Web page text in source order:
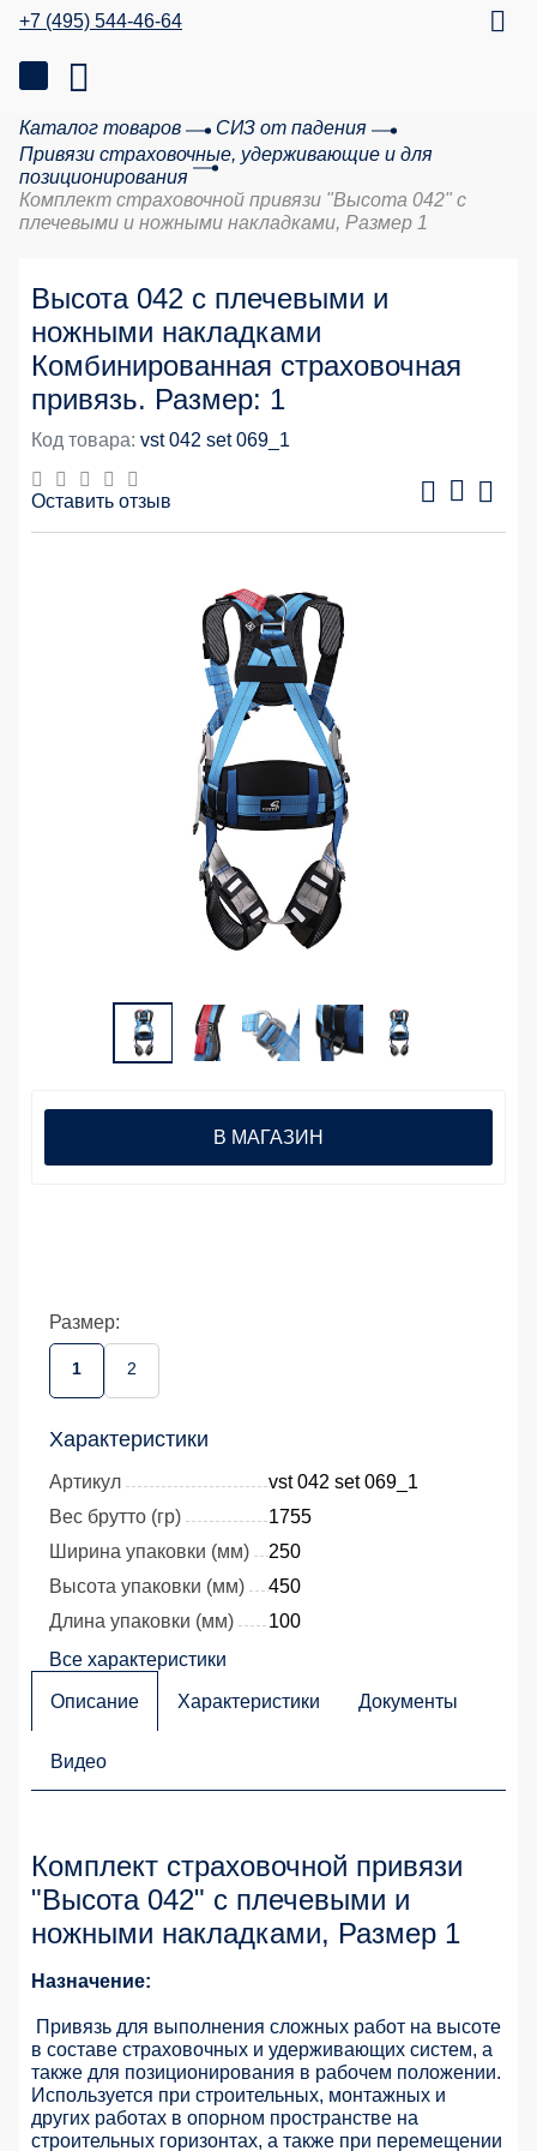
+7 (495) 544-46-64
Каталог товаров
СИЗ от падения
Привязи страховочные, удерживающие и для
позиционирования
Комплект страховочной привязи "Высота 042" с
плечевыми и ножными накладками, Размер 1
Высота 042 с плечевыми и
ножными накладками
Комбинированная страховочная
привязь. Размер: 1
Код товара: vst 042 set 069_1
Оставить отзыв
Размер:
1 2
Характеристики
Артикул
vst 042 set 069_1
Вес брутто (гр)
1755
Ширина упаковки (мм)
250
Высота упаковки (мм)
450
Длина упаковки (мм)
100
Все характеристики
В МАГАЗИН
Описание Характеристики Документы
Видео
Комплект страховочной привязи
"Высота 042" с плечевыми и
ножными накладками, Размер 1
Назначение:
Привязь для выполнения сложных работ на высоте
в составе страховочных и удерживающих систем, а
также для позиционирования в рабочем положении.
Используется при строительных, монтажных и
других работах в опорном пространстве на
строительных горизонтах, а также при перемещении